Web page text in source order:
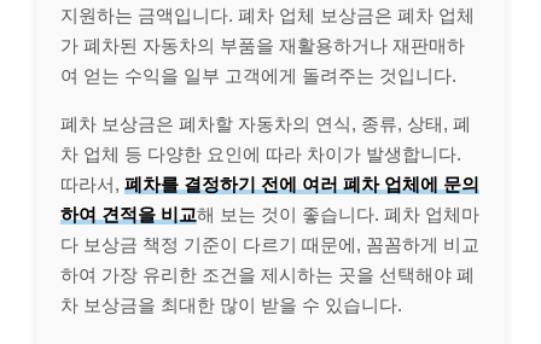
지원하는 금액입니다. 폐차 업체 보상금은 폐차 업체
가 폐차된 자동차의 부품을 재활용하거나 재판매하
여 얻는 수익을 일부 고객에게 돌려주는 것입니다.
폐차 보상금은 폐차할 자동차의 연식, 종류, 상태, 폐
차 업체 등 다양한 요인에 따라 차이가 발생합니다.
따라서, 폐차를 결정하기 전에 여러 폐차 업체에 문의
하여 견적을 비교해 보는 것이 좋습니다. 폐차 업체마
다 보상금 책정 기준이 다르기 때문에, 꼼꼼하게 비교
하여 가장 유리한 조건을 제시하는 곳을 선택해야 폐
차 보상금을 최대한 많이 받을 수 있습니다.